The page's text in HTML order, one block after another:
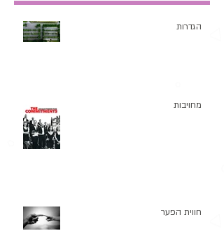
הגדרות
מחויבות
חווית הפער